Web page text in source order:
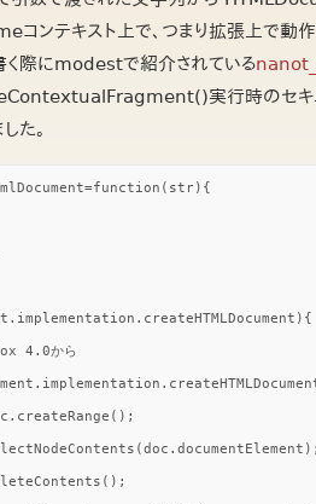
コンテキスト上で、つまり拡張上で動作
く際にmodestで紹介されている
実行時のセキュ
た。
4.0から